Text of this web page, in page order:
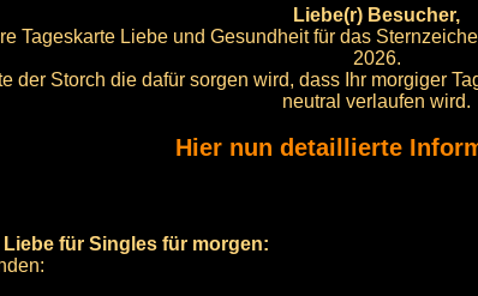
Liebe(r) Besucher,
Tageskarte Liebe und Gesundheit für das
2026.
der Storch die dafür sorgen wird, dass Ihr morgiger
neutral verlaufen wird.
Hier nun detaillierte
Liebe für Singles für morgen: